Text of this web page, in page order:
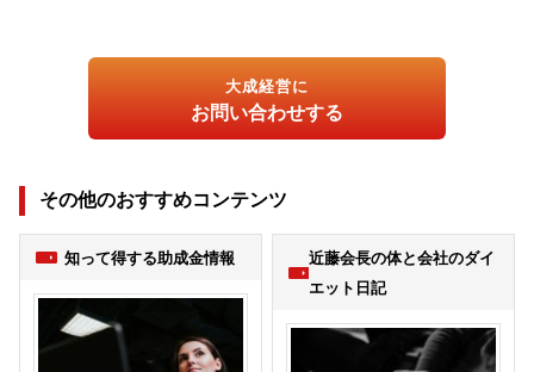
大成経営に
お問い合わせする
その他のおすすめコンテンツ
知って得する助成金情報
近藤会長の体と会社のダイ
エット日記